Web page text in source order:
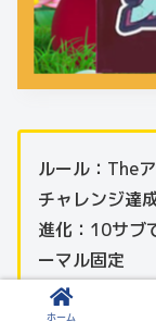
ルール：The
チャレンジ達
進化：10サブ
ーマル固定
ホーム